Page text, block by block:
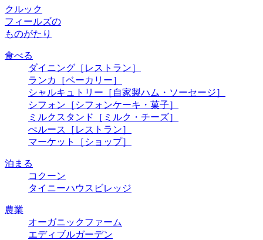
クルック
フィールズの
ものがたり
食べる
ダイニング ［レストラン］
ランカ
［ベーカリー］
シャルキュトリー ［自家製ハム・ソーセージ］
シフォン ［シフォンケーキ・菓子］
ミルクスタンド
［ミルク・チーズ］
ぺルース
［レストラン］
マーケット
［ショップ］
泊まる
コクーン
タイニーハウスビレッジ
農業
オーガニックファーム
エディブルガーデン